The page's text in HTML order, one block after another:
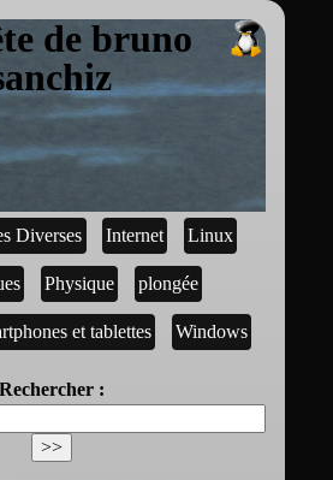
de bruno
Diverses Internet Linux
Physique plongée
et tablettes Windows
Rechercher :